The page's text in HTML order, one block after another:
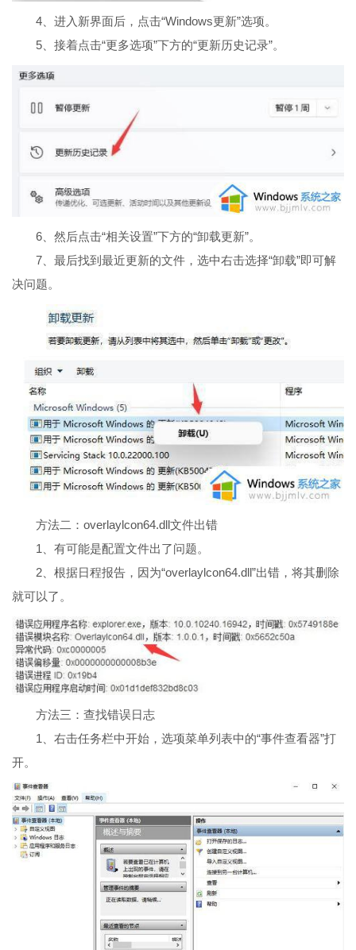
4、进入新界面后，点击“Windows更新”选项。
5、接着点击“更多选项”下方的“更新历史记录”。
6、然后点击“相关设置”下方的“卸载更新”。
7、最后找到最近更新的文件，选中右击选择“卸载”即可解
决问题。
方法二：overlaylcon64.dll文件出错
1、有可能是配置文件出了问题。
2、根据日程报告，因为“overlaylcon64.dll”出错，将其删除
就可以了。
方法三：查找错误日志
1、右击任务栏中开始，选项菜单列表中的“事件查看器”打
开。